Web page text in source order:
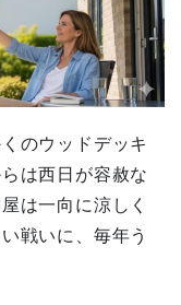
のウッドデッキ
は西日が容赦な
は一向に涼しく
戦いに、毎年う